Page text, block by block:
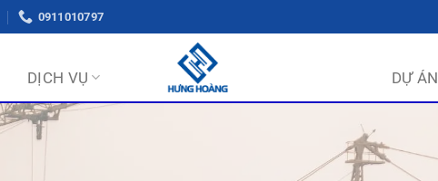
0911010797
DỊCH VỤ DỰ ÁN